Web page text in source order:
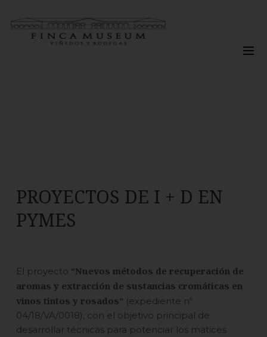
PROYECTOS DE I + D EN
PYMES
El proyecto “Nuevos métodos de recuperación de
aromas y extracción de sustancias cromáticas en
vinos tintos y rosados” (expediente nº
04/18/VA/0018), con el objetivo principal de
desarrollar técnicas para potenciar los matices